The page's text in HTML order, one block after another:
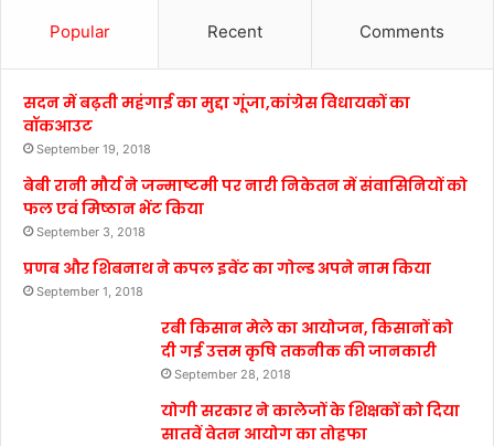
Popular Recent Comments
सदन में बढ़ती महंगाई का मुद्दा गूंजा,कांग्रेस विधायकों का
वॉकआउट
September 19, 2018
बेबी रानी मौर्य ने जन्माष्टमी पर नारी निकेतन में संवासिनियों को
फल एवं मिष्ठान भेंट किया
September 3, 2018
प्रणब और शिबनाथ ने कपल इवेंट का गोल्ड अपने नाम किया
September 1, 2018
रबी किसान मेले का आयोजन, किसानों को
दी गई उत्तम कृषि तकनीक की जानकारी
September 28, 2018
योगी सरकार ने कालेजों के शिक्षकों को दिया
सातवें वेतन आयोग का तोहफा